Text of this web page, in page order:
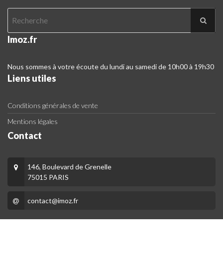
Imoz.fr
Nous sommes à votre écoute du lundi au samedi de 10h00 à 19h30
Liens utiles
Conditions générales de vente
Mentions légales
Contact
146, Boulevard de Grenelle
75015 PARIS
contact@imoz.fr